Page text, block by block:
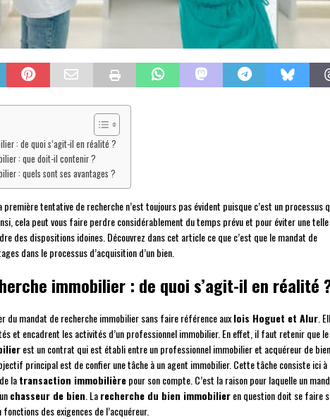
: de quoi s’agit-il en réalité ?
: que doit-il contenir ?
: quels sont ses avantages ?
tentative de recherche n’est toujours pas évident puisque c’est un processus
cela peut vous faire perdre considérablement du temps prévu et pour éviter une telle
des dispositions idoines. Découvrez dans cet article ce que c’est que le mandat de
dans le processus d’acquisition d’un bien.
immobilier : de quoi s’agit-il en réalité
du mandat de recherche immobilier sans faire référence auxlois Hoguet et Alur .
et encadrent les activités d’un professionnel immobilier. En effet, il faut retenir que le
est un contrat qui est établi entre un professionnel immobilier et acquéreur de bien
principal est de confier une tâche à un agent immobilier. Cette tâche consiste ici à
latransaction immobilièrepour son compte. C’est la raison pour laquelle un
chasseur de bien . Larecherche du bien immobilieren question doit se faire
des exigences de l’acquéreur.